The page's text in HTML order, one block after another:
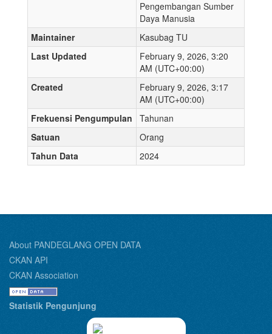
Pengembangan Sumber
Daya Manusia
Maintainer
Kasubag TU
Last Updated
February 9, 2026, 3:20
AM (UTC+00:00)
Created
February 9, 2026, 3:17
AM (UTC+00:00)
Frekuensi Pengumpulan
Tahunan
Satuan
Orang
Tahun Data
2024
About PANDEGLANG OPEN DATA
CKAN API
CKAN Association
Statistik Pengunjung